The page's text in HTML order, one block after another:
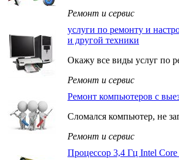
Ремонт и сервис
услуги по ремонту и
и другой техники
Окажу все виды услуг по
Ремонт и сервис
Ремонт компьютеров с
Сломался компьютер, не
Ремонт и сервис
Процессор 3,4 Гц Intel